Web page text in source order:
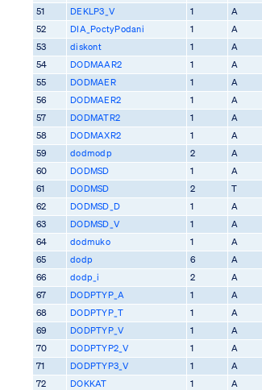
51
DEKLP3_V 1 A
52
DIA_PoctyPodani 1 A
53
diskont 1 A
54
DODMAAR2 1 A
55
DODMAER 1 A
56
DODMAER2 1 A
57
DODMATR2 1 A
58
DODMAXR2 1 A
59
dodmodp 2 A
60
DODMSD 1 A
61
DODMSD 2 T
62
DODMSD_D 1 A
63
DODMSD_V 1 A
64
dodmuko 1 A
65
dodp 6 A
66
dodp_i 2 A
67
DODPTYP_A 1 A
68
DODPTYP_T 1 A
69
DODPTYP_V 1 A
70
DODPTYP2_V 1 A
71
DODPTYP3_V 1 A
72
DOKKAT 1 A